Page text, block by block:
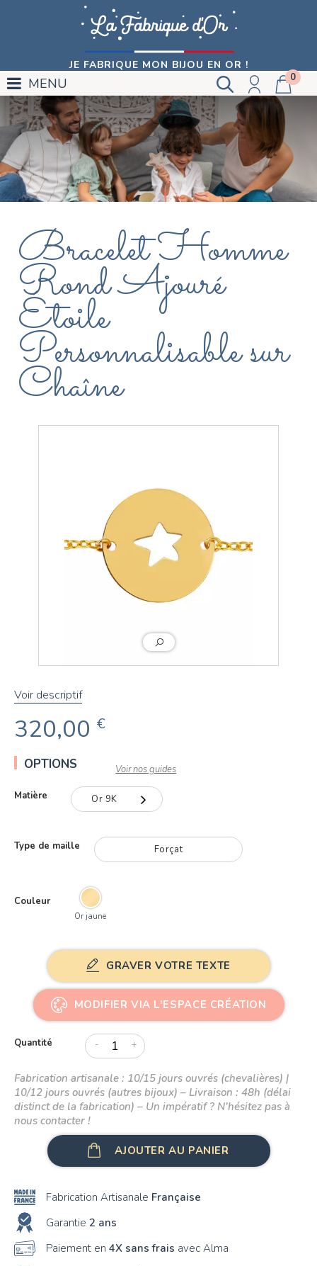
JE FABRIQUE MON BIJOU EN OR !
0
MENU
Bracelet Homme
Rond Ajouré
Étoile
Personnalisable sur
Chaîne
Voir descriptif
320,00 €
OPTIONS Voir nos guides
Matière Or 9K
Or 18K
Type de maille Forçat
Couleur
Or jaune
GRAVER VOTRE TEXTE
MODIFIER VIA L'ESPACE CRÉATION
Quantité - +
Fabrication artisanale : 10/15 jours ouvrés (chevalières) |
10/12 jours ouvrés (autres bijoux) – Livraison : 48h (délai
distinct de la fabrication) – Un impératif ? N’hésitez pas à
nous contacter !
AJOUTER AU PANIER
Fabrication Artisanale Française
Garantie 2 ans
Paiement en 4X sans frais avec Alma